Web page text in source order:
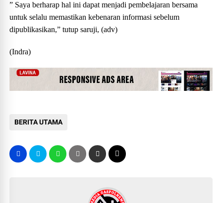
” Saya berharap hal ini dapat menjadi pembelajaran bersama
untuk selalu memastikan kebenaran informasi sebelum
dipublikasikan,” tutup saruji, (adv)
(Indra)
BERITA UTAMA